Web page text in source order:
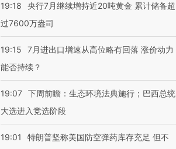
19:18
央行7月继续增持近20吨黄金 累计储备超
过7600万盎司
19:15
7月进出口增速从高位略有回落 涨价动力
能否持续？
19:07 下周前瞻：生态环境法典施行；巴西总统
大选进入竞选阶段
19:01
特朗普坚称美国防空弹药库存充足 但不